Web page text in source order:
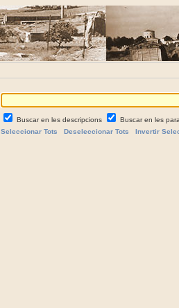
Buscar en les descripcions
Buscar en les
Seleccionar Tots
Deseleccionar Tots Invertir